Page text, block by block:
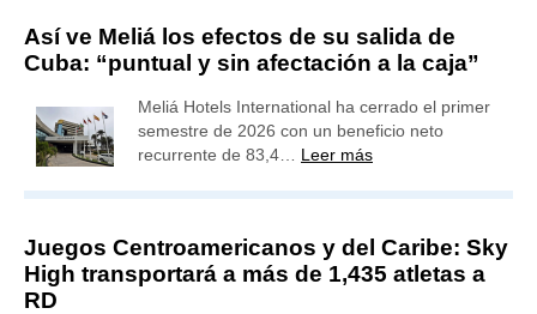
Así ve Meliá los efectos de su salida de
Cuba: “puntual y sin afectación a la caja”
Meliá Hotels International ha cerrado el primer
semestre de 2026 con un beneficio neto
recurrente de 83,4… Leer más
Juegos Centroamericanos y del Caribe: Sky
High transportará a más de 1,435 atletas a
RD